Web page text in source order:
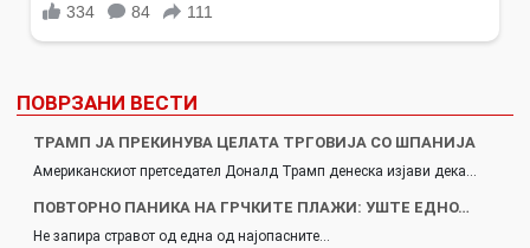
ПОВРЗАНИ ВЕСТИ
ТРАМП ЈА ПРЕКИНУВА ЦЕЛАТА ТРГОВИЈА СО ШПАНИЈА
Американскиот претседател Доналд Трамп денеска изјави дека…
ПОВТОРНО ПАНИКА НА ГРЧКИТЕ ПЛАЖИ: УШТЕ ЕДНО…
Не запира стравот од една од најопасните…